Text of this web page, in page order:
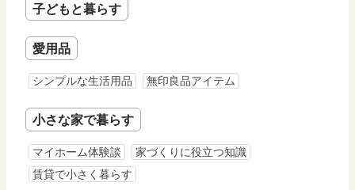
子どもと暮らす
愛用品
シンプルな生活用品 無印良品アイテム
小さな家で暮らす
マイホーム体験談
家づくりに役立つ知識
賃貸で小さく暮らす